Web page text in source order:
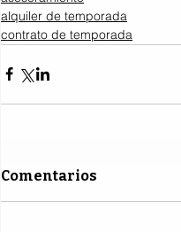
alquiler de temporada
contrato de temporada
Comentarios